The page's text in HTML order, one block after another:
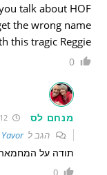
talk about HOF
the wrong name
this tragic Reggie
0
מנחם לס 04/09/2012 22:17:15
הגב ל
תודה על
0